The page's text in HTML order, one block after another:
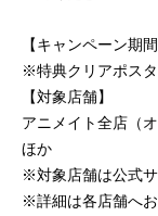
【キャンペーン期
※特典クリアポス
【対象店舗】
アニメイト全店（
ほか
※対象店舗は公式サ
※詳細は各店舗へお